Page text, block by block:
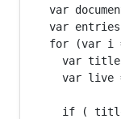
var
var
for (var i
var
var live
if (